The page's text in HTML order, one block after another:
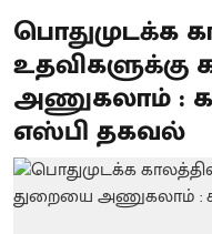
பொதுமுடக்க
அணுகலாம் :
எஸ்பி தகவல்